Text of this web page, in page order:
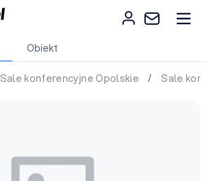
Obiekt
Sale konferencyjne Opolskie / Sale